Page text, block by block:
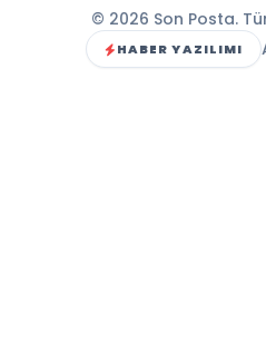
© 2026 Son Posta.
HABER YAZILIMI